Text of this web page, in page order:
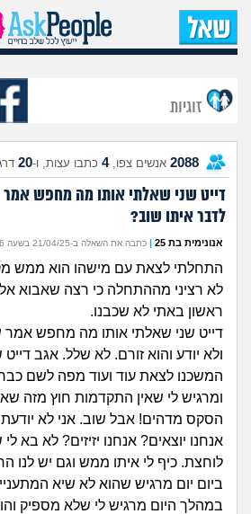
עמוד
מה
זוגיות
2088 אנשים צפו,4 כתבו עצות, ו-20
דייט שני שאלתי אותו מה מחפש אמר
לדבר איתו שוב?
אנונימית בת 25 | כתבה את השאלה ב-21/04/25 בשעה 12:06
התחלתי לצאת עם מישהו הוא ממש
לא רציני מההתחלה כי רצה שאבוא
ראשון באתי לא שכבנו.
דייט שני שאלתי אותו מה מחפש אמר
ולא יודע והוא זורם. לא שלל. אגב דייט
ומרגיש לי שאין התקדמות חוץ מזה
הסקס מדהים! אבל שוב. אני לא
אנחנו יוצאים? אנחנו יזיזים? לא בא
לוחצת. כיף לי איתו ממש וגם יש לנו
ביום יום מרגיש שהוא לא שיא
במהלך היום מרגיש לי שלא מספיק